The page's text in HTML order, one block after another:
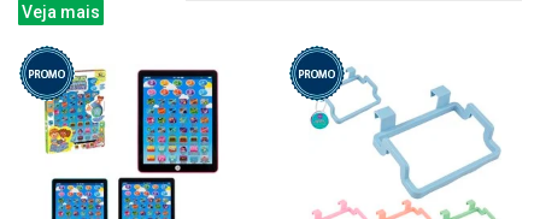
Veja mais